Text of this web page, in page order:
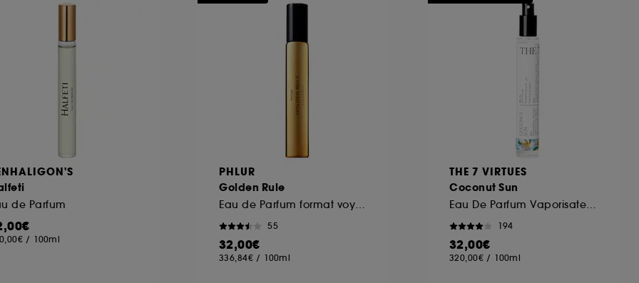
de Parfum
/ 100ml
PHLUR
Golden Rule
55
32,00€
336,84€ / 100ml
THE 7 VIRTUES
Coconut Sun
194
32,00€
320,00€ / 100ml